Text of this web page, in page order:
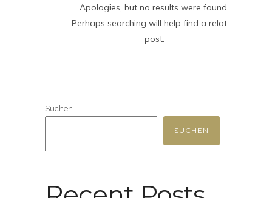
Apologies, but no results were found.
Perhaps searching will help find a related
post.
Suchen
SUCHEN